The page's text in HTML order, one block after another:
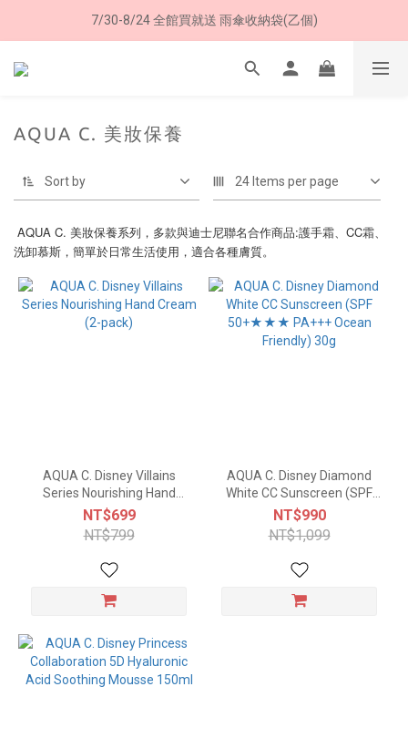
8/8 父親節限定 超商取貨免運費
7/30-8/24 全館買就送 雨傘收納袋(乙個)
8/8 父親節限定 超商取貨免運費
AQUA C. 美妝保養
Sort by 24 Items per page
AQUA C. 美妝保養系列，多款與迪士尼聯名合作商品:護手霜、CC霜、
洗卸慕斯，簡單於日常生活使用，適合各種膚質。
AQUA C. Disney Villains
Series Nourishing Hand
Cream (2-pack)
NT$699
NT$799
AQUA C. Disney Diamond
White CC Sunscreen (SPF
50+★★★ PA+++ Ocean
Friendly) 30g
NT$990
NT$1,099